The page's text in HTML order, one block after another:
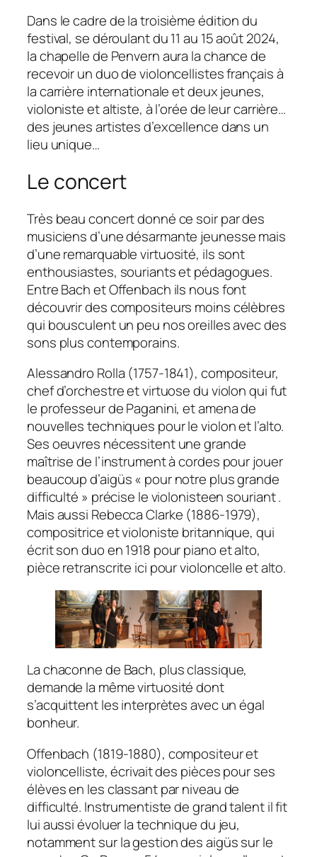
Dans le cadre de la troisième édition du
festival, se déroulant du 11 au 15 août 2024,
la chapelle de Penvern aura la chance de
recevoir un duo de violoncellistes français à
la carrière internationale et deux jeunes,
violoniste et altiste, à l’orée de leur carrière…
des jeunes artistes d’excellence dans un
lieu unique…
Le concert
Très beau concert donné ce soir par des
musiciens d’une désarmante jeunesse mais
d’une remarquable virtuosité, ils sont
enthousiastes, souriants et pédagogues.
Entre Bach et Offenbach ils nous font
découvrir des compositeurs moins célèbres
qui bousculent un peu nos oreilles avec des
sons plus contemporains.
Alessandro Rolla (1757-1841), compositeur,
chef d’orchestre et virtuose du violon qui fut
le professeur de Paganini, et amena de
nouvelles techniques pour le violon et l’alto.
Ses oeuvres nécessitent une grande
maîtrise de l’instrument à cordes pour jouer
beaucoup d’aigüs « pour notre plus grande
difficulté » précise le violonisteen souriant .
Mais aussi Rebecca Clarke (1886-1979),
compositrice et violoniste britannique, qui
écrit son duo en 1918 pour piano et alto,
pièce retranscrite ici pour violoncelle et alto.
La chaconne de Bach, plus classique,
demande la même virtuosité dont
s’acquittent les interprètes avec un égal
bonheur.
Offenbach (1819-1880), compositeur et
violoncelliste, écrivait des pièces pour ses
élèves en les classant par niveau de
difficulté. Instrumentiste de grand talent il fit
lui aussi évoluer la technique du jeu,
notamment sur la gestion des aigüs sur le